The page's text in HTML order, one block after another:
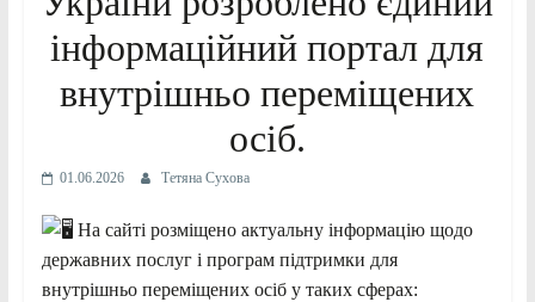
інформаційний портал для
внутрішньо переміщених
осіб.
01.06.2026 Тетяна Сухова
На сайті розміщено актуальну інформацію щодо
державних послуг і програм підтримки для
внутрішньо переміщених осіб у таких сферах: